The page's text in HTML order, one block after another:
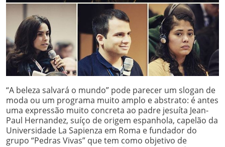
“A beleza salvará o mundo” pode parecer um slogan de
moda ou um programa muito amplo e abstrato: é antes
uma expressão muito concreta ao padre jesuíta Jean-
Paul Hernandez, suíço de origem espanhola, capelão da
Universidade La Sapienza em Roma e fundador do
grupo “Pedras Vivas” que tem como objetivo de